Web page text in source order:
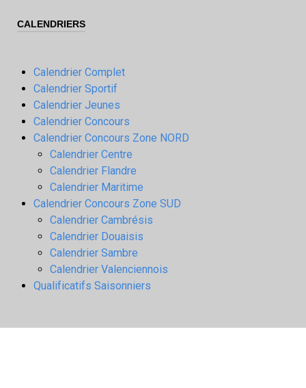
CALENDRIERS
Calendrier Complet
Calendrier Sportif
Calendrier Jeunes
Calendrier Concours
Calendrier Concours Zone NORD
Calendrier Centre
Calendrier Flandre
Calendrier Maritime
Calendrier Concours Zone SUD
Calendrier Cambrésis
Calendrier Douaisis
Calendrier Sambre
Calendrier Valenciennois
Qualificatifs Saisonniers